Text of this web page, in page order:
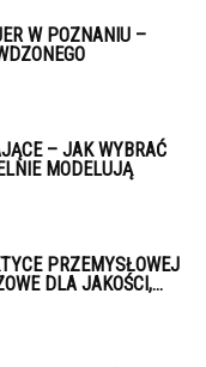
W POZNANIU –
– JAK WYBRAĆ
MODELUJĄ
PRZEMYSŁOWEJ
DLA JAKOŚCI,...